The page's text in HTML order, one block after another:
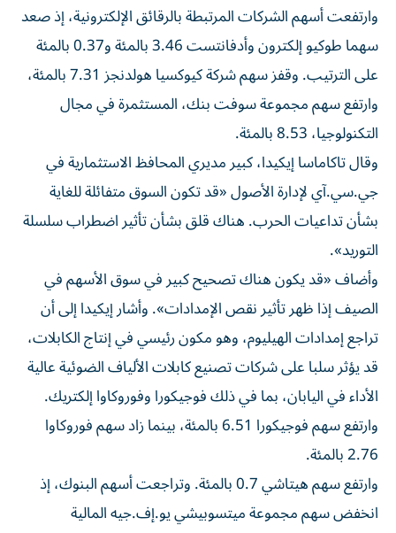
وارتفعت أسهم الشركات المرتبطة ​بالرقائق الإلكترونية، إذ صعد
سهما طوكيو إلكترون وأدفانتست 3.46 ‌بالمئة و0.37 بالمئة
على الترتيب. وقفز سهم شركة كيوكسيا هولدنجز 7.31 بالمئة،
وارتفع سهم مجموعة سوفت بنك، المستثمرة في مجال
⁠التكنولوجيا، 8.53 بالمئة.
وقال تاكاماسا إيكيدا، كبير مديري المحافظ الاستثمارية في
جي.سي.آي لإدارة الأصول «قد تكون السوق متفائلة للغاية
بشأن تداعيات الحرب. ​هناك ‌قلق بشأن تأثير اضطراب سلسلة
التوريد».
وأضاف «قد يكون هناك ‌تصحيح كبير في سوق الأسهم في
الصيف إذا ظهر تأثير نقص الإمدادات». وأشار إيكيدا إلى أن
تراجع إمدادات الهيليوم، وهو ‌مكون رئيسي ‌في إنتاج الكابلات،
قد يؤثر ⁠سلبا على شركات تصنيع كابلات الألياف الضوئية عالية
‌الأداء في اليابان، بما في ذلك فوجيكورا وفوروكاوا إلكتريك.
وارتفع سهم فوجيكورا 6.51 بالمئة، بينما زاد ⁠سهم فوروكاوا
2.76 بالمئة.
وارتفع سهم هيتاشي 0.7 بالمئة. وتراجعت ​أسهم البنوك، إذ
انخفض سهم مجموعة ميتسوبيشي يو.إف.جيه المالية